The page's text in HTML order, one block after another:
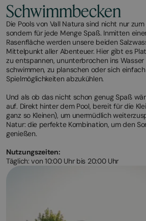
Schwimmbecken
Die Pools von Vall Natura sind nicht nur
sondern für jede Menge Spaß. Inmitten
Rasenfläche werden unsere beiden
Mittelpunkt aller Abenteuer. Hier gibt es
zu entspannen, ununterbrochen ins Wasser
schwimmen, zu planschen oder sich
Spielmöglichkeiten abzukühlen.
Und als ob das nicht schon genug Spaß
auf. Direkt hinter dem Pool, bereit für die
ganz so Kleinen), um unermüdlich
Natur: die perfekte Kombination, um den
genießen.
Nutzungszeiten:
Täglich: von 10:00 Uhr bis 20:00 Uhr